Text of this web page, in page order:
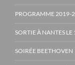
PROGRAMME 2019-
SORTIE À NANTES
SOIRÉE BEETHOVEN